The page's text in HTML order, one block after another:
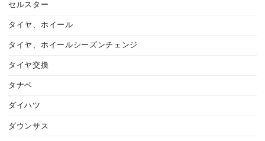
セルスター
タイヤ、ホイール
タイヤ、ホイールシーズンチェンジ
タイヤ交換
タナベ
ダイハツ
ダウンサス